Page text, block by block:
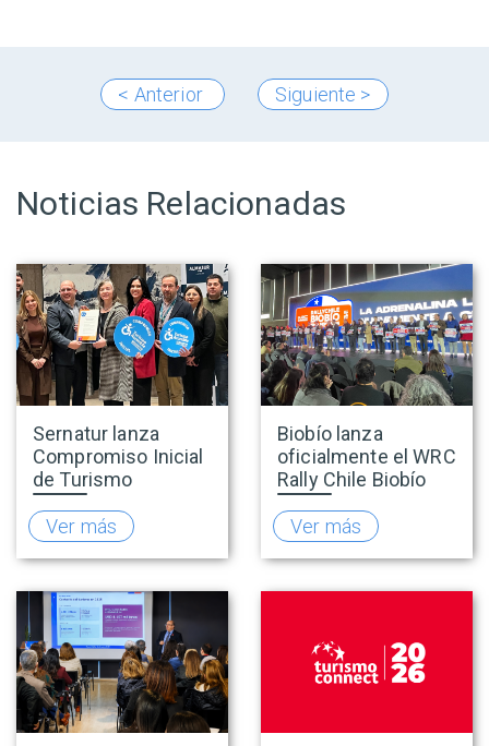
< Anterior Siguiente >
Noticias Relacionadas
Sernatur lanza
Compromiso Inicial
de Turismo
Accesible para
promover una
oferta turística más
inclusiva
Ver más
Biobío lanza
oficialmente el WRC
Rally Chile Biobío
2026 con 141
empresas
adheridas al Sello
Rally
Ver más